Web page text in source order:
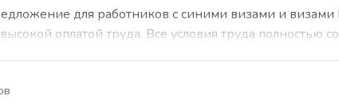
для работников с синими визами и
оплатой труда. Все условия труда полностью